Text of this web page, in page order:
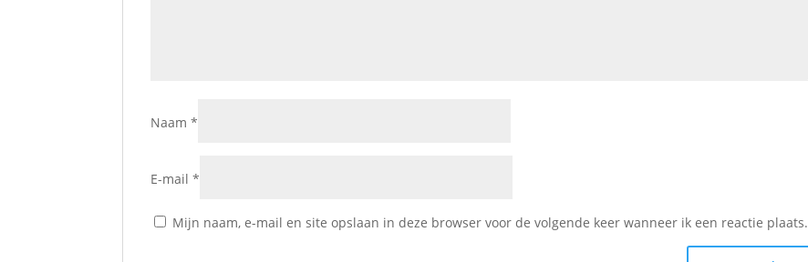
Naam*
E-mail*
Mijn naam, e-mail en site opslaan in deze browser voor de volgende keer wanneer ik een reactie plaats.